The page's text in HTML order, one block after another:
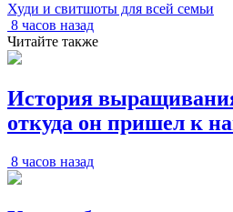
Худи и свитшоты для всей семьи
8 часов назад
Читайте также
История
откуда он пришел к
8 часов назад